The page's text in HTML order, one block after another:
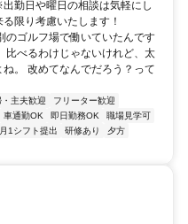
勤日や曜日の相談は気軽にし
限り考慮いたします！
のゴルフ場で働いていたんです
比べるわけじゃないけれど、太
。 改めてなんでだろう？って
・主夫歓迎
フリーター歓迎
車通勤OK 即日勤務OK
職場見学可
月1シフト提出 研修あり
夕方